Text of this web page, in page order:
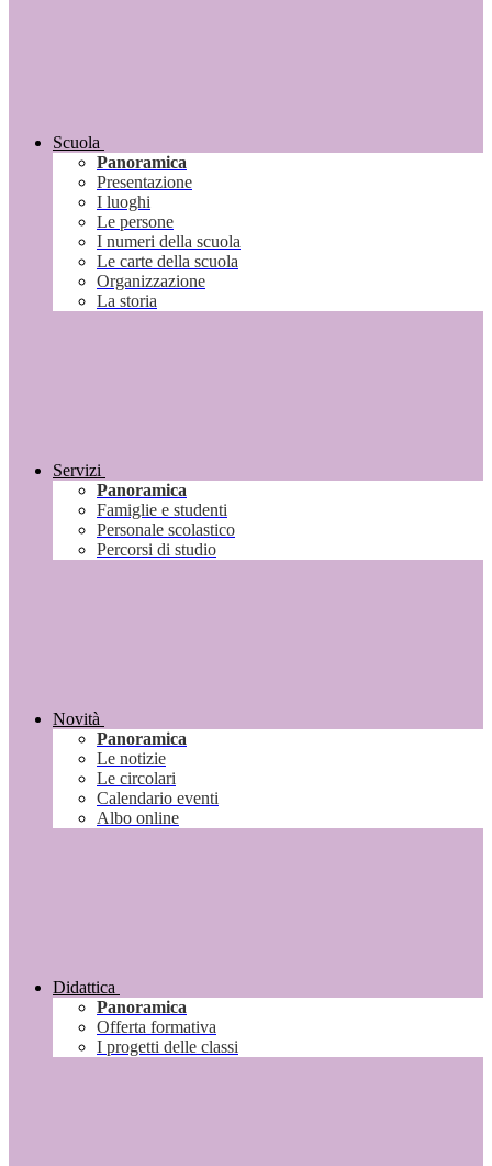
Scuola
Panoramica
Presentazione
I luoghi
Le persone
I numeri della scuola
Le carte della scuola
Organizzazione
La storia
Servizi
Panoramica
Famiglie e studenti
Personale scolastico
Percorsi di studio
Novità
Panoramica
Le notizie
Le circolari
Calendario eventi
Albo online
Didattica
Panoramica
Offerta formativa
I progetti delle classi